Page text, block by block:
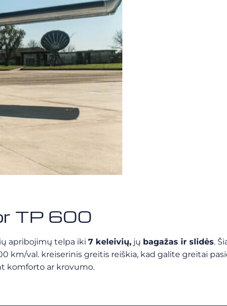
TP 600
apribojimų telpa iki 7 keleivių, jų bagažas ir slidės.
km/val. kreiserinis greitis reiškia, kad galite greitai
komforto ar krovumo.